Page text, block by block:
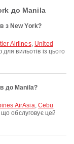
до Manila
з New York?
Airlines, United
вильотів із цього
до Manila?
AirAsia, Cebu
обслуговує цей